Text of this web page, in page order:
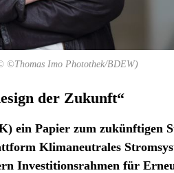
©Thomas Imo Photothek/BDEW)
der Zukunft“
ein Papier zum zukünftigen
Klimaneutrales
Investitionsrahmen für